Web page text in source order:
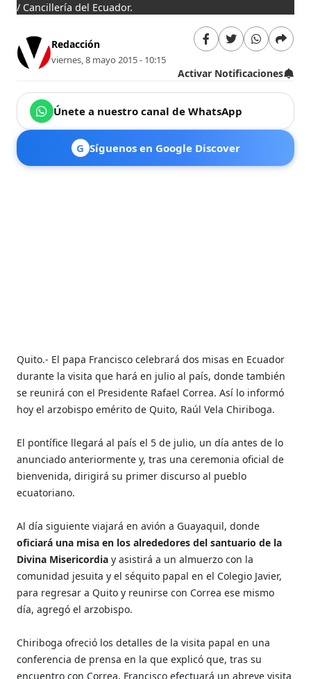
/ Cancillería del Ecuador.
Redacción
viernes, 8 mayo 2015 - 10:15
Activar Notificaciones
Únete a nuestro canal de WhatsApp
G Síguenos en Google Discover
Quito.- El papa Francisco celebrará dos misas en Ecuador
durante la visita que hará en julio al país, donde también
se reunirá con el Presidente Rafael Correa. Así lo informó
hoy el arzobispo emérito de Quito, Raúl Vela Chiriboga.
El pontífice llegará al país el 5 de julio, un día antes de lo
anunciado anteriormente y, tras una ceremonia oficial de
bienvenida, dirigirá su primer discurso al pueblo
ecuatoriano.
Al día siguiente viajará en avión a Guayaquil, donde
oficiará una misa en los alrededores del santuario de la
Divina Misericordia y asistirá a un almuerzo con la
comunidad jesuita y el séquito papal en el Colegio Javier,
para regresar a Quito y reunirse con Correa ese mismo
día, agregó el arzobispo.
Chiriboga ofreció los detalles de la visita papal en una
conferencia de prensa en la que explicó que, tras su
encuentro con Correa, Francisco efectuará un abreve visita